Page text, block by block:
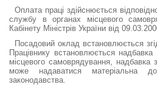
Оплата праці здійснюється
службу в органах місцевого
Кабінету Міністрів України від
Посадовий оклад встановлюється
Працівнику встановлюється
місцевого самоврядування, надбавка
може надаватися матеріальна
законодавства.